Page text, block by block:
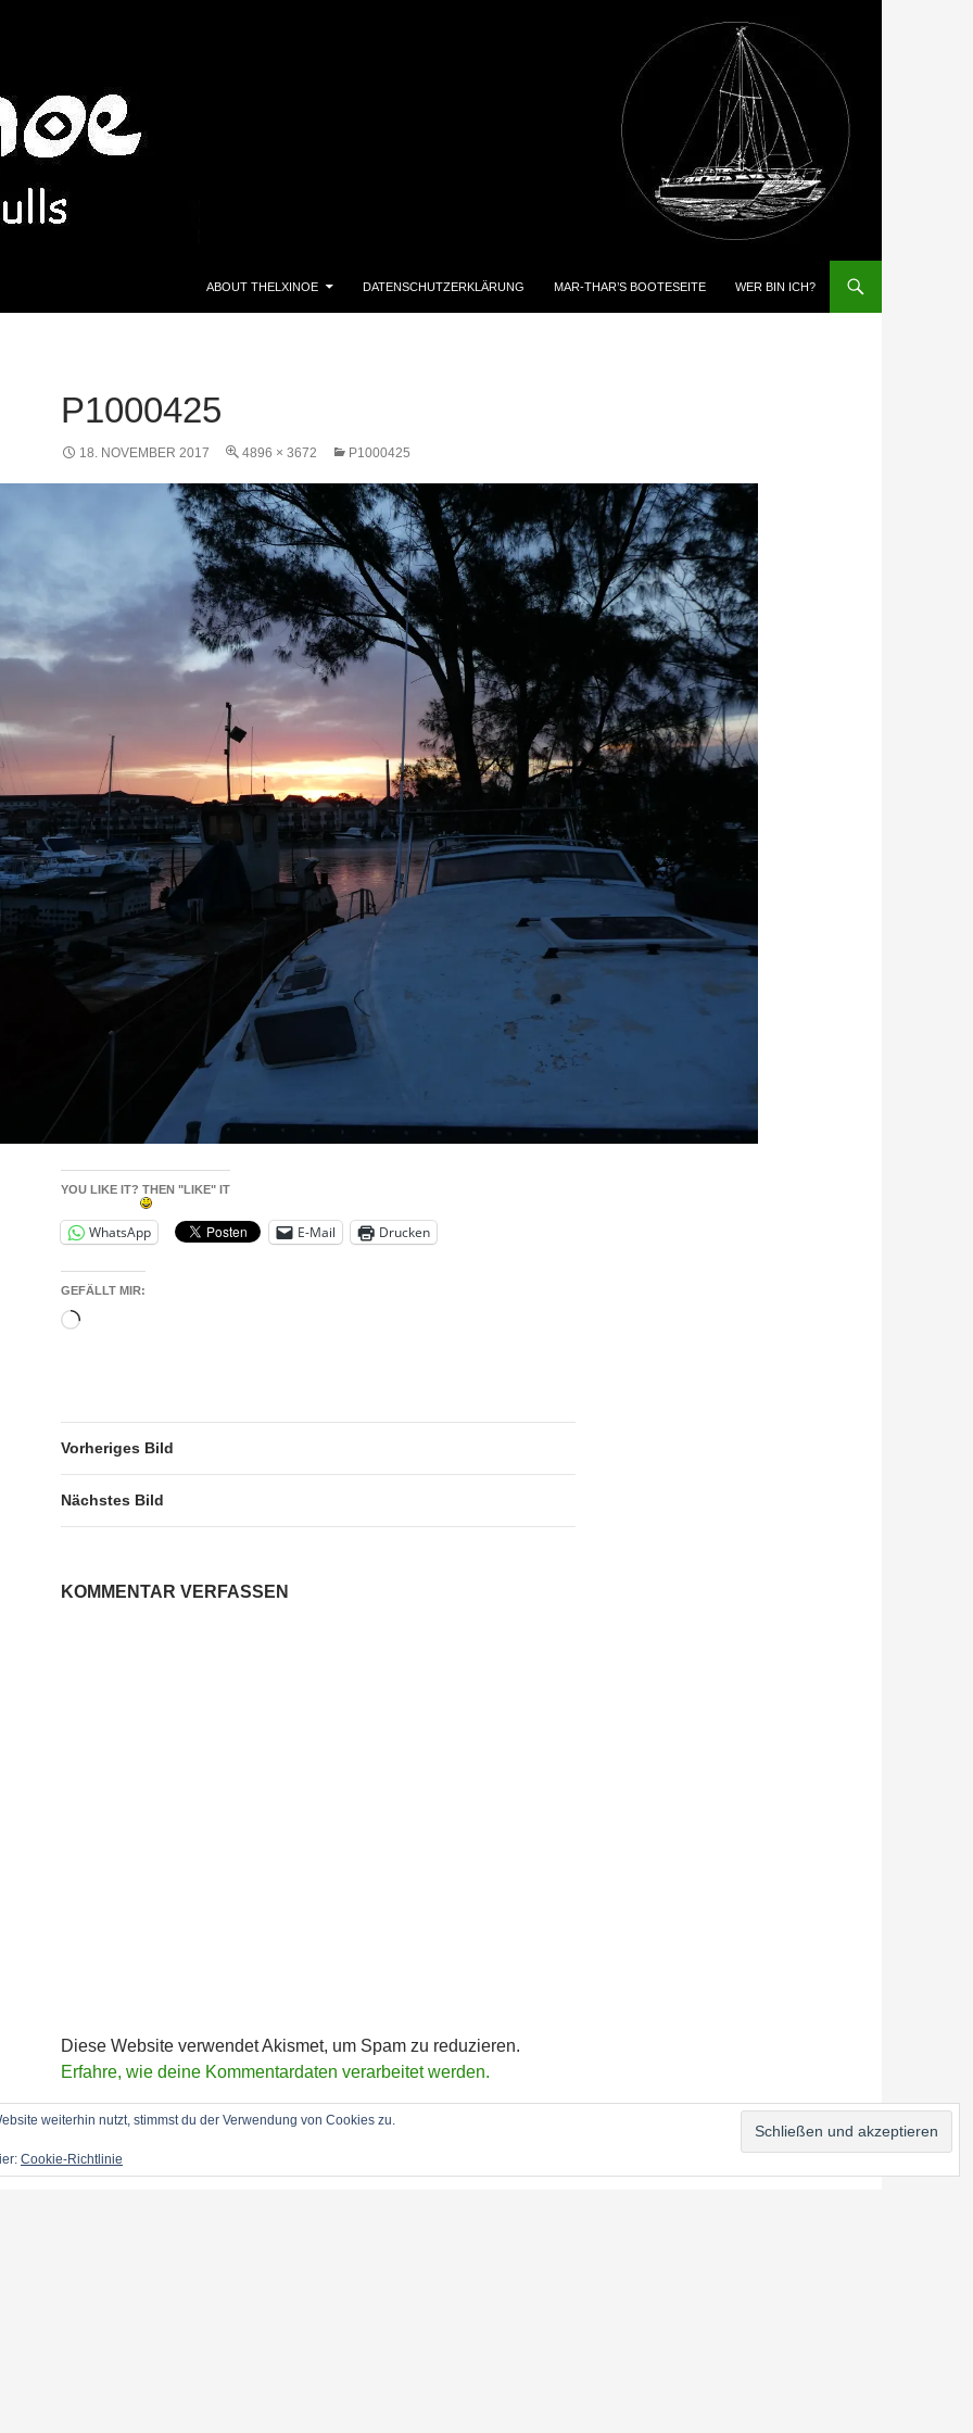
ABOUT THELXINOE
DATENSCHUTZERKLÄRUNG MAR-THAR’S BOOTESEITE WER BIN ICH?
P1000425
18. NOVEMBER 2017 4896 × 3672 P1000425
YOU LIKE IT? THEN "LIKE" IT
WhatsApp E-Mail Drucken
GEFÄLLT MIR:
Wird
Vorheriges Bild
Nächstes Bild
KOMMENTAR VERFASSEN
Diese Website verwendet Akismet, um Spam zu reduzieren.
Erfahre, wie deine Kommentardaten verarbeitet werden.
weiterhin nutzt, stimmst du der Verwendung von Cookies zu.
Cookie-Richtlinie